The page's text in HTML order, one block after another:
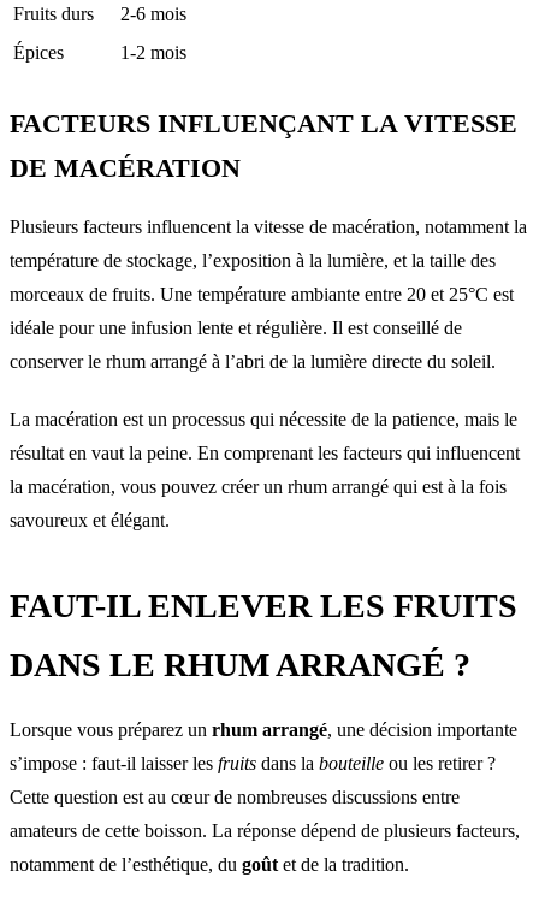
Fruits durs
2-6 mois
Épices
1-2 mois
FACTEURS INFLUENÇANT LA VITESSE
DE MACÉRATION
Plusieurs facteurs influencent la vitesse de macération, notamment la
température de stockage, l’exposition à la lumière, et la taille des
morceaux de fruits. Une température ambiante entre 20 et 25°C est
idéale pour une infusion lente et régulière. Il est conseillé de
conserver le rhum arrangé à l’abri de la lumière directe du soleil.
La macération est un processus qui nécessite de la patience, mais le
résultat en vaut la peine. En comprenant les facteurs qui influencent
la macération, vous pouvez créer un rhum arrangé qui est à la fois
savoureux et élégant.
FAUT-IL ENLEVER LES FRUITS
DANS LE RHUM ARRANGÉ ?
Lorsque vous préparez un rhum arrangé, une décision importante
s’impose : faut-il laisser les fruits dans la bouteille ou les retirer ?
Cette question est au cœur de nombreuses discussions entre
amateurs de cette boisson. La réponse dépend de plusieurs facteurs,
notamment de l’esthétique, du goût et de la tradition.